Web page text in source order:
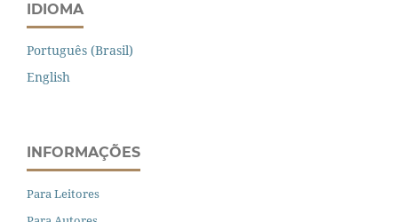
IDIOMA
Português (Brasil)
English
INFORMAÇÕES
Para Leitores